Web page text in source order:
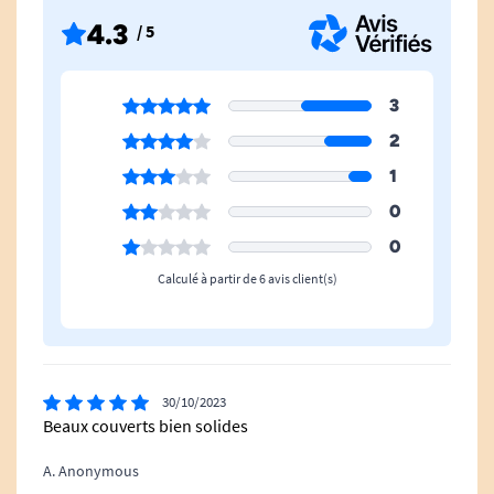
Caractéristiques techniques du
set de couverts BIG GRIP :
Contenu du set :
x 1 cuillère à soupe
4.3 / 5
3
2
1
0
0
Calculé à partir de 6 avis client(s)
30/10/2023
Beaux couverts bien solides
A. Anonymous